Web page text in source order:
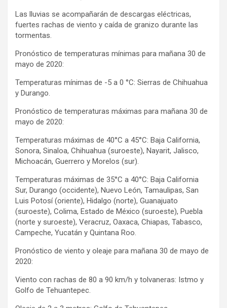
Las lluvias se acompañarán de descargas eléctricas,
fuertes rachas de viento y caída de granizo durante las
tormentas.
Pronóstico de temperaturas mínimas para mañana 30 de
mayo de 2020:
Temperaturas mínimas de -5 a 0 °C: Sierras de Chihuahua
y Durango.
Pronóstico de temperaturas máximas para mañana 30 de
mayo de 2020:
Temperaturas máximas de 40°C a 45°C: Baja California,
Sonora, Sinaloa, Chihuahua (suroeste), Nayarit, Jalisco,
Michoacán, Guerrero y Morelos (sur).
Temperaturas máximas de 35°C a 40°C: Baja California
Sur, Durango (occidente), Nuevo León, Tamaulipas, San
Luis Potosí (oriente), Hidalgo (norte), Guanajuato
(suroeste), Colima, Estado de México (suroeste), Puebla
(norte y suroeste), Veracruz, Oaxaca, Chiapas, Tabasco,
Campeche, Yucatán y Quintana Roo.
Pronóstico de viento y oleaje para mañana 30 de mayo de
2020:
Viento con rachas de 80 a 90 km/h y tolvaneras: Istmo y
Golfo de Tehuantepec.